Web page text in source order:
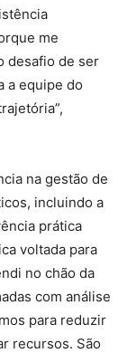
me
desafio de ser
a equipe do
na gestão de
incluindo a
prática
voltada para
no chão da
com análise
para reduzir
recursos. São